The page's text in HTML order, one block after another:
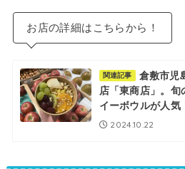
お店の詳細はこちらから！
関連記事
倉敷市児
店「東商店」。
イーボウルが人気
2024.10.22